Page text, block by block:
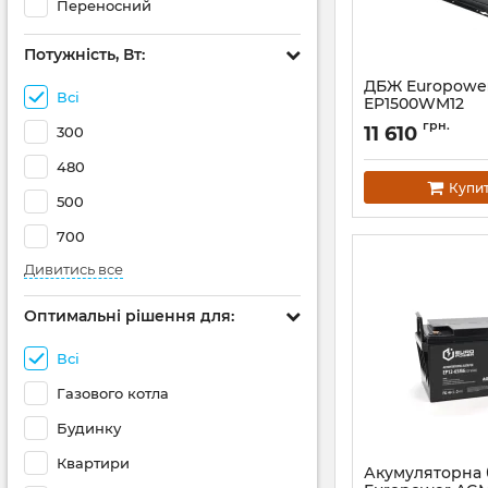
Переносний
Потужність, Вт:
Всі
300
480
500
700
Дивитись все
Оптимальні рішення для:
Всі
Газового котла
Будинку
Квартири
ДБЖ
EP1500WM12
Артикул: 14825
11 610 грн.
Акумуляторна